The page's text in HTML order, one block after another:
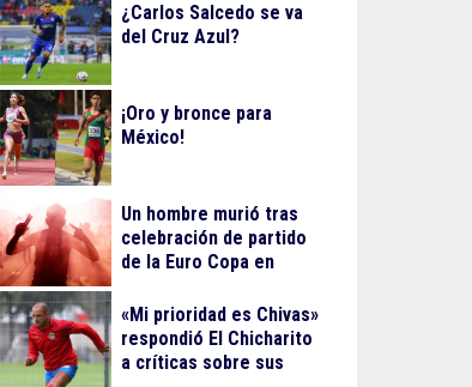
¿Carlos Salcedo se va
del Cruz Azul?
¡Oro y bronce para
México!
Un hombre murió tras
celebración de partido
de la Euro Copa en
«Mi prioridad es Chivas»
respondió El Chicharito
a críticas sobre sus